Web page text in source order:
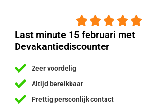
    
Last minute 15 februari met
Devakantiediscounter
Zeer voordelig
Altijd bereikbaar
Prettig persoonlijk contact